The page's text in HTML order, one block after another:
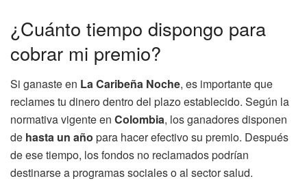
¿Cuánto tiempo dispongo para
cobrar mi premio?
Si ganaste en La Caribeña Noche, es importante que
reclames tu dinero dentro del plazo establecido. Según la
normativa vigente en Colombia, los ganadores disponen
de hasta un año para hacer efectivo su premio. Después
de ese tiempo, los fondos no reclamados podrían
destinarse a programas sociales o al sector salud.